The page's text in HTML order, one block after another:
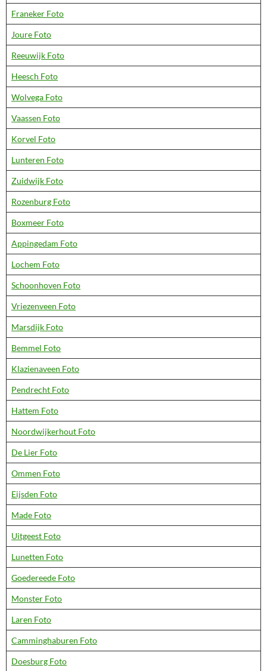
Franeker Foto
Joure Foto
Reeuwijk Foto
Heesch Foto
Wolvega Foto
Vaassen Foto
Korvel Foto
Lunteren Foto
Zuidwijk Foto
Rozenburg Foto
Boxmeer Foto
Appingedam Foto
Lochem Foto
Schoonhoven Foto
Vriezenveen Foto
Marsdijk Foto
Bemmel Foto
Klazienaveen Foto
Pendrecht Foto
Hattem Foto
Noordwijkerhout Foto
De Lier Foto
Ommen Foto
Eijsden Foto
Made Foto
Uitgeest Foto
Lunetten Foto
Goedereede Foto
Monster Foto
Laren Foto
Camminghaburen Foto
Doesburg Foto